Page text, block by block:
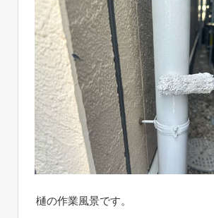
樋の作業風景です。